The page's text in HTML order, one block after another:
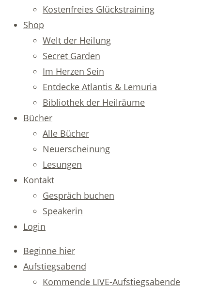
Kostenfreies Glückstraining
Shop
Welt der Heilung
Secret Garden
Im Herzen Sein
Entdecke Atlantis & Lemuria
Bibliothek der Heilräume
Bücher
Alle Bücher
Neuerscheinung
Lesungen
Kontakt
Gespräch buchen
Speakerin
Login
Beginne hier
Aufstiegsabend
Kommende LIVE-Aufstiegsabende